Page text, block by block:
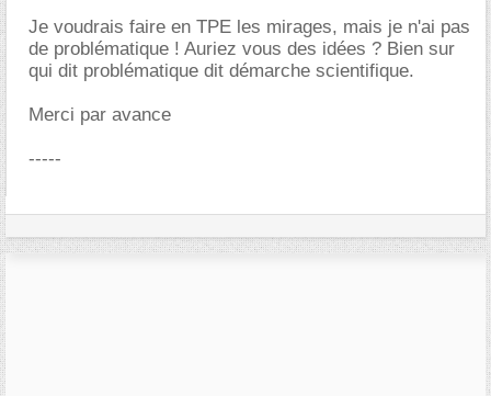
Je voudrais faire en TPE les mirages, mais je n'ai pas
de problématique ! Auriez vous des idées ? Bien sur
qui dit problématique dit démarche scientifique.
Merci par avance
-----